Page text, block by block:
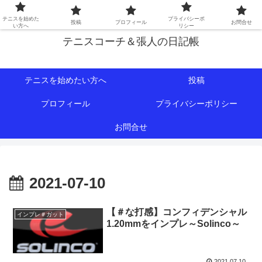
初心者∼中級者向けの情報を中心にテニスライフをサポート！
テニスコーチ＆張人の日記帳
テニスを始めたい方へ 投稿
プロフィール プライバシーポリシー
お問合せ
2021-07-10
インプレ＃ガット
【＃な打感】コンフィデンシャル
1.20mmをインプレ～Solinco～
テニスを始めた
い方へ
投稿 プロフィール
プライバシーポ
リシー
お問合せ